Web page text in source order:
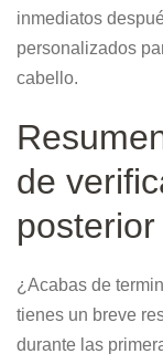
inmediatos
personalizados
cabello.
de
¿Acabas de
tienes un breve
durante las